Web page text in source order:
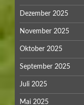
Dezember 2025
November 2025
Oktober 2025
September 2025
Juli 2025
Mai 2025